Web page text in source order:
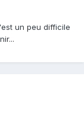
un peu difficile